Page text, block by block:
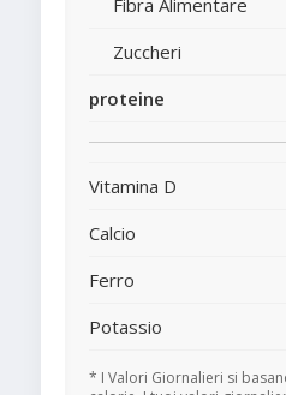
Fibra Alimentare
Zuccheri
proteine
Vitamina D
Calcio
Ferro
Potassio
* I Valori Giornalieri si